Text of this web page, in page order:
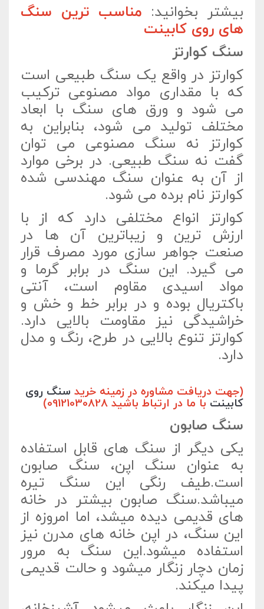
بیشتر بخوانید: مناسب‌ ترین سنگ‌
های روی کابینت
سنگ کوارتز
کوارتز در واقع یک سنگ طبیعی است
که با مقداری مواد مصنوعی ترکیب
می شود و ورق های سنگ با ابعاد
مختلف تولید می شود، بنابراین به
کوارتز نه سنگ مصنوعی می توان
گفت نه سنگ طبیعی. در برخی موارد
از آن به عنوان سنگ مهندسی شده
کوارتز نام برده می شود.
کوارتز انواع مختلفی دارد که از با
ارزش ترین و زیباترین آن ها در
صنعت جواهر سازی مورد مصرف قرار
می گیرد. این سنگ در برابر گرما و
مواد اسیدی مقاوم است، آنتی
باکتریال بوده و در برابر خط و خش و
خراشیدگی نیز مقاومت بالایی دارد.
کوارتز تنوع بالایی در طرح، رنگ و مدل
دارد.
(جهت دریافت مشاوره در زمینه خرید سنگ روی
کابینت با ما در ارتباط باشید 09121030828)
سنگ صابون
یکی دیگر از سنگ های قابل استفاده
به عنوان سنگ اپن، سنگ صابون
است.طیف رنگی این سنگ تیره
میباشد.سنگ صابون بیشتر در خانه
های قدیمی دیده میشد، اما امروزه از
این سنگ، در اپن خانه های مدرن نیز
استفاده میشود.این سنگ به مرور
زمان دچار زنگار میشود و حالت قدیمی
پیدا میکند.